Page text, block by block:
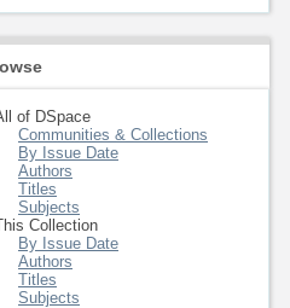
of DSpace
Communities & Collections
By Issue Date
Authors
Titles
Subjects
Collection
By Issue Date
Authors
Titles
Subjects